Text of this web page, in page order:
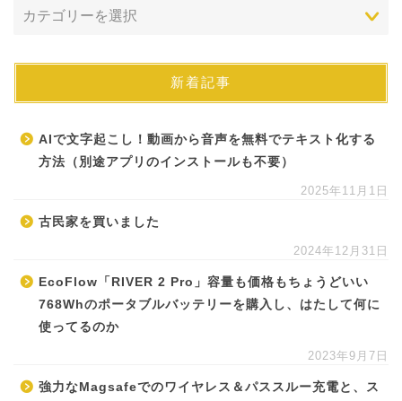
新着記事
AIで文字起こし！動画から音声を無料でテキスト化する
方法（別途アプリのインストールも不要）
2025年11月1日
古民家を買いました
2024年12月31日
EcoFlow「RIVER 2 Pro」容量も価格もちょうどいい
768Whのポータブルバッテリーを購入し、はたして何に
使ってるのか
2023年9月7日
強力なMagsafeでのワイヤレス＆パススルー充電と、ス